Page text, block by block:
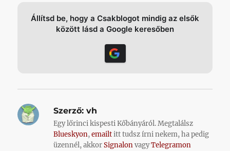
Állítsd be, hogy a Csakblogot mindig az elsők
között lásd a Google keresőben
Szerző: vh
Egy lőrinci kispesti Kőbányáról. Megtalálsz
Blueskyon,emailtitt tudsz írni nekem, ha pedig
üzennél, akkorSignalonvagyTelegramon